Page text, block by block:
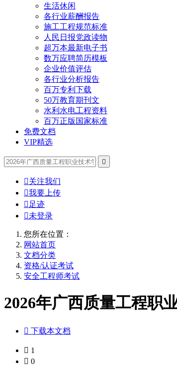
生活休闲
各行业薪酬报告
施工工程规范标准
人民日报党政读物
超万本最新电子书
数万应聘简历模板
企业价值评估
各行业分析报告
百万专利下载
50万教育期刊文
水利水电工程资料
百万正版国家标准
免费文档
VIP精选

关注我们
我要上传
 足迹
未登录
您所在位置：
网站首页
文档分类
资格/认证考试
安全工程师考试
2026年广西质量工程职
 下载本文档
 1
 0